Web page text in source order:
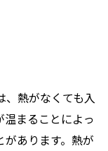
熱がなくても入
まることによっ
あります。熱が